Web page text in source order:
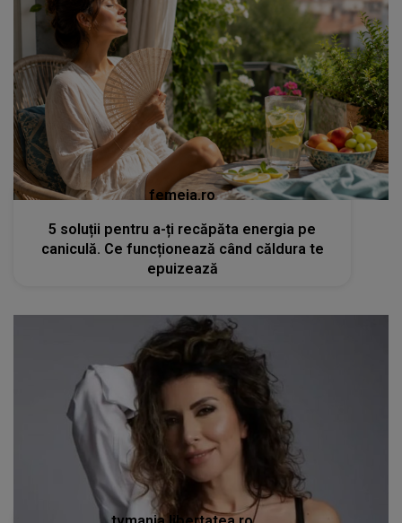
femeia.ro
5 soluții pentru a-ți recăpăta energia pe
caniculă. Ce funcționează când căldura te
epuizează